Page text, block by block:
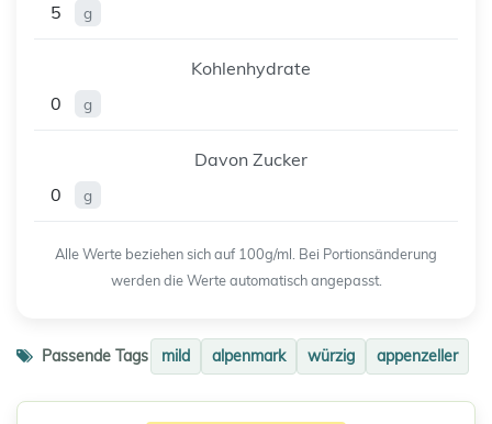
5
g
Kohlenhydrate
0
g
Davon Zucker
0
g
Alle Werte beziehen sich auf 100g/ml. Bei Portionsänderung
werden die Werte automatisch angepasst.
Passende Tags mild alpenmark würzig appenzeller